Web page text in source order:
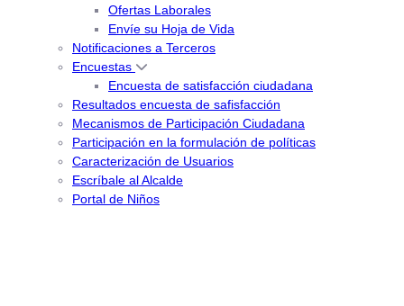
Ofertas Laborales
Envíe su Hoja de Vida
Notificaciones a Terceros
Encuestas
Encuesta de satisfacción ciudadana
Resultados encuesta de safisfacción
Mecanismos de Participación Ciudadana
Participación en la formulación de políticas
Caracterización de Usuarios
Escríbale al Alcalde
Portal de Niños